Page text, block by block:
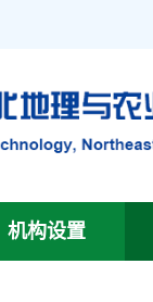
机构设置